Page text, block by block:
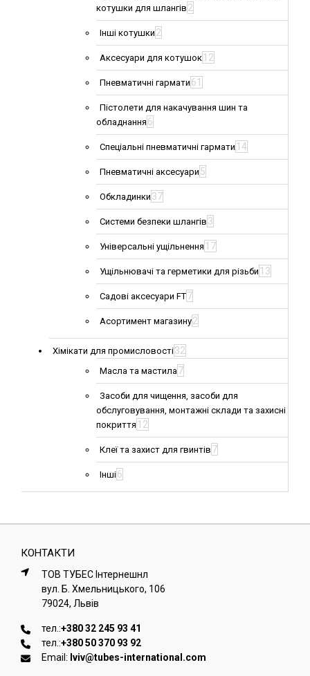
котушки для шлангів 2
Інші котушки 2
Аксесуари для котушок 12
Пневматичні гармати 61
Пістолети для накачування шин та
обладнання 6
Спеціальні пневматичні гармати 14
Пневматичні аксесуари 5
Обкладинки 37
Системи безпеки шлангів 3
Універсальні ущільнення 17
Ущільнювачі та герметики для різьби 13
Садові аксесуари FT7
Асортимент магазину2
Хімікати для промисловості32
Масла та мастила7
Засоби для чищення, засоби для
обслуговування, монтажні склади та захисні
покриття 12
Клеї та захист для гвинтів 7
Інші6
КОНТАКТИ
ТОВ ТУБЕС Iнтернешнл
вул. Б. Хмельницького, 106
79024, Львiв
тел.:+380 32 245 93 41
тел.:+380 50 370 93 92
Email: lviv@tubes-international.com